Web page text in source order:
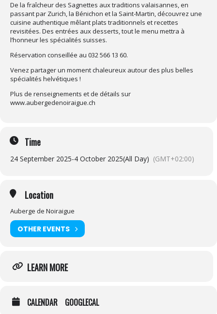
De la fraîcheur des Sagnettes aux traditions valaisannes, en
passant par Zurich, la Bénichon et la Saint-Martin, découvrez une
cuisine authentique mêlant plats traditionnels et recettes
revisitées. Des entrées aux desserts, tout le menu mettra à
l’honneur les spécialités suisses.
Réservation conseillée au 032 566 13 60.
Venez partager un moment chaleureux autour des plus belles
spécialités helvétiques !
Plus de renseignements et de détails sur
www.aubergedenoiraigue.ch
Time
24 September 2025-4 October 2025(All Day) (GMT+02:00)
Location
Auberge de Noiraigue
OTHER EVENTS
LEARN MORE
CALENDAR GOOGLECAL